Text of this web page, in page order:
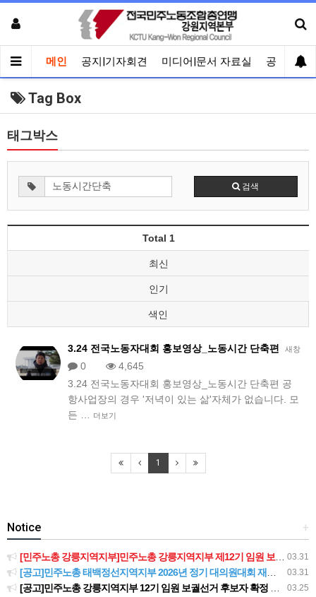
메인 공지|기자회견 미디어|문서 자료실 공유게시
Tag Box
태그박스
검색
Total 1
최신
인기
색인
새창
3.24 전국노동자대회 홍보영상_노동시간 단축편
0
4,645
3.24 전국노동자대회 홍보영상_노동시간 단축편 공
항사업장의 경우 '저녁이 있는 삶'자체가 없습니다. 모
든 …
더보기
1
+
Notice
03.31
[민주노총 강릉지역지부]민주노총 강릉지역지부 제12기 임원 보궐선거결과 공고
03.31
[공고]민주노총 태백정선지역지부 2026년 정기 대의원대회 재소집 건
03.25
[공고]민주노총 강릉지역지부 12기 임원 보궐선거 후보자 확정 공고